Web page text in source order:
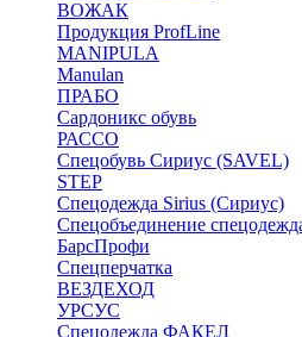
ВОЖАК
Продукция ProfLine
MANIPULA
Manulan
ПРАБО
Сардоникс обувь
РАССО
Спецобувь Сириус (SAVEL)
STEP
Спецодежда Sirius (Сириус)
Спецобъединение
БарсПрофи
Спецперчатка
ВЕЗДЕХОД
УРСУС
Спецодежда ФАКЕЛ